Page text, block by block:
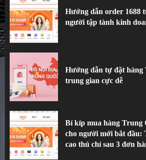
3
Hướng dẫn tự đặt hàng
Hướng dẫn order 1688
người tập tành kinh
Hướng dẫn tự đặt hàng
trung gian cực dễ
Bí kíp mua hàng Trung
cho người mới bắt đầu:
cao thủ chỉ sau 3 đơn